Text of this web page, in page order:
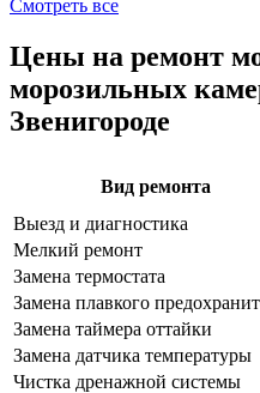
Смотреть все
Цены на ремонт
морозильных
Звенигороде
Вид ремонта
Выезд и диагностика
Мелкий ремонт
Замена термостата
Замена плавкого
Замена таймера оттайки
Замена датчика температуры
Чистка дренажной системы